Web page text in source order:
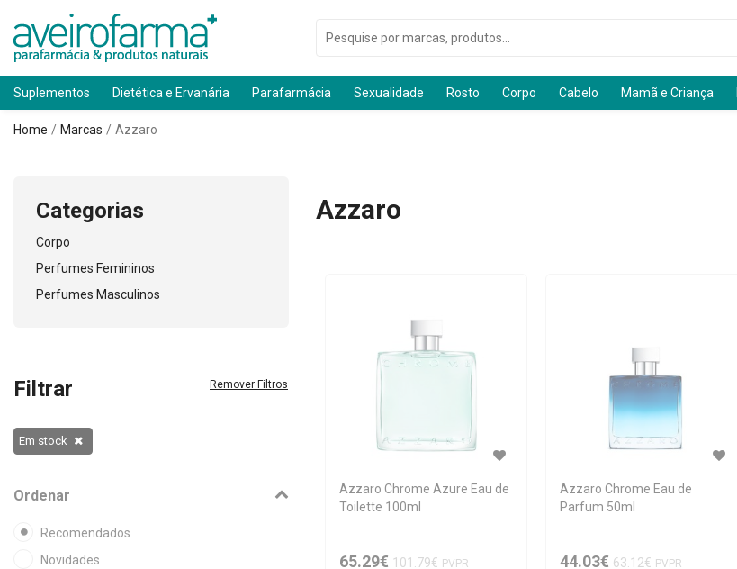
Suplementos Dietética e Ervanária Parafarmácia Sexualidade Rosto Corpo Cabelo Mamã e Criança
Home Marcas Azzaro
Categorias
Corpo
Perfumes Femininos
Perfumes Masculinos
Filtrar Remover Filtros
Em stock
Ordenar
Recomendados
Novidades
Azzaro
Azzaro Chrome Azure Eau de
Toilette 100ml
65.29€ 101.79€ PVPR
Azzaro Chrome Eau de
Parfum 50ml
44.03€ 63.12€ PVPR